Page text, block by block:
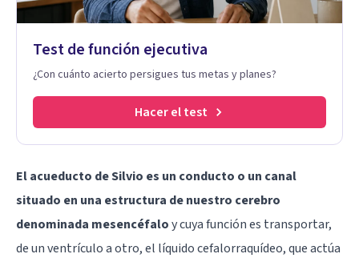
Test de función ejecutiva
¿Con cuánto acierto persigues tus metas y planes?
Hacer el test
El acueducto de Silvio es un conducto o un canal
situado en una estructura de nuestro cerebro
denominada mesencéfaloy cuya función es transportar,
de un ventrículo a otro, el líquido cefalorraquídeo, que actúa